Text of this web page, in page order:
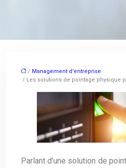
/ Management d'entreprise
/ Les solutions de pointage physique
Parlant d’une solution de